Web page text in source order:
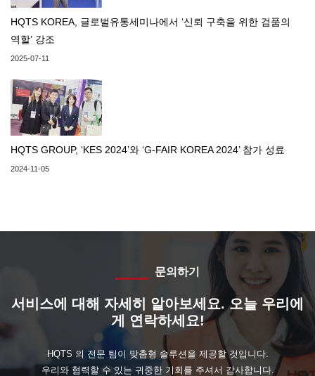
HQTS KOREA, 글로벌유통세미나에서 ‘신뢰 구축을 위한 검품의
역할’ 강조
2025-07-11
HQTS GROUP, ‘KES 2024’와 ‘G-FAIR KOREA 2024’ 참가 성료
2024-11-05
문의하기
서비스에 대해 자세히 알아보세요. 오늘 우리에
게 연락하세요!
HQTS 의 전문 팀이 맞춤형 솔루션을 제공할 것입니다.
우리와 협력할 수 있는 귀중한 기회를 주셔서 감사합니다.